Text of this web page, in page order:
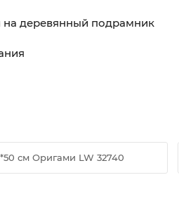
на деревянный подрамник
см Оригами LW 32740